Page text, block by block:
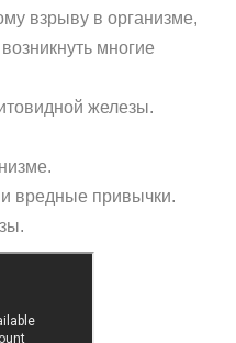
взрыву в организме,
многие
железы.
вредные привычки.